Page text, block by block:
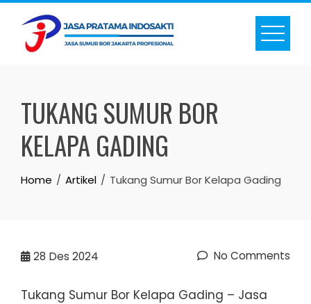
Skip
content
TUKANG SUMUR BOR
KELAPA GADING
Home Artikel Tukang Sumur Bor Kelapa Gading
28 Des 2024 No Comments
Tukang Sumur Bor Kelapa Gading – Jasa